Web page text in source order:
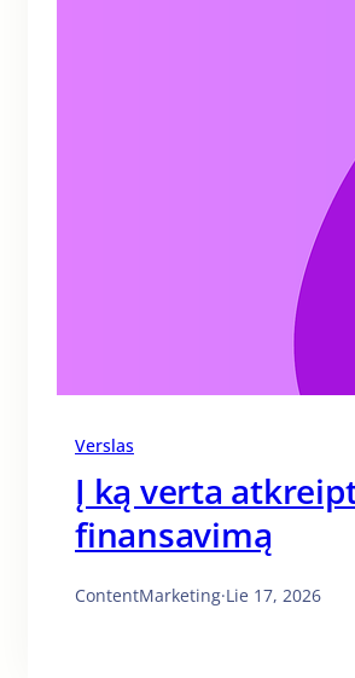
Verslas
Į ką verta
finansavimą
ContentMarketing·Lie 17, 2026